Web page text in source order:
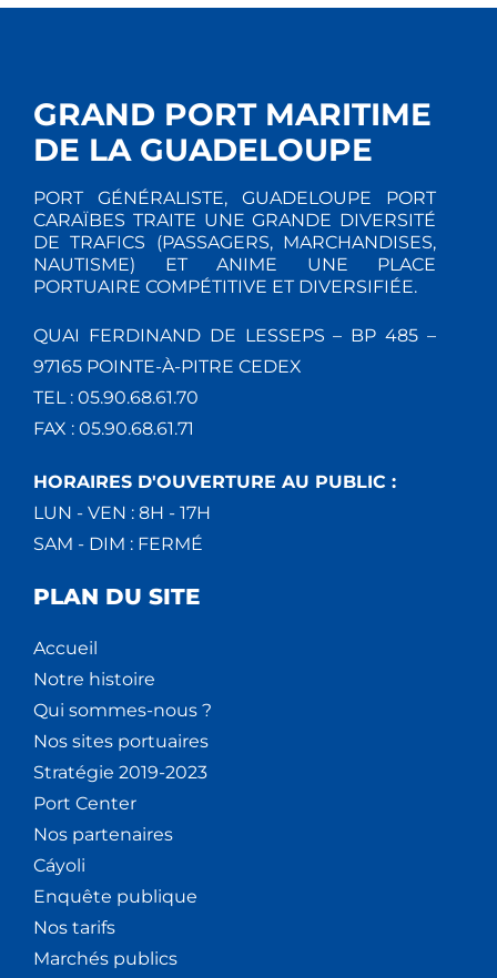
GRAND PORT MARITIME
DE LA GUADELOUPE
PORT GÉNÉRALISTE, GUADELOUPE PORT
CARAÏBES TRAITE UNE GRANDE DIVERSITÉ
DE TRAFICS (PASSAGERS, MARCHANDISES,
NAUTISME) ET ANIME UNE PLACE
PORTUAIRE COMPÉTITIVE ET DIVERSIFIÉE.
QUAI FERDINAND DE LESSEPS – BP 485 –
97165 POINTE-À-PITRE CEDEX
TEL : 05.90.68.61.70
FAX : 05.90.68.61.71
HORAIRES D'OUVERTURE AU PUBLIC :
LUN - VEN : 8H - 17H
SAM - DIM : FERMÉ
PLAN DU SITE
Accueil
Notre histoire
Qui sommes-nous ?
Nos sites portuaires
Stratégie 2019-2023
Port Center
Nos partenaires
Cáyoli
Enquête publique
Nos tarifs
Marchés publics